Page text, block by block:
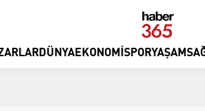
DÜNYAEKONOMISPORYAŞAM